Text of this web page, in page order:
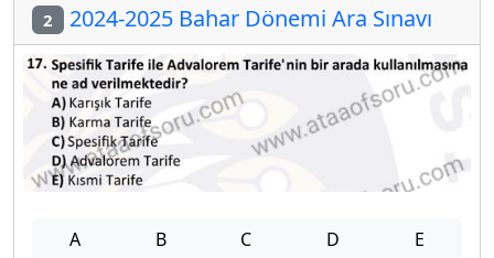
2 2024-2025 Bahar Dönemi Ara Sınavı
A B C D E